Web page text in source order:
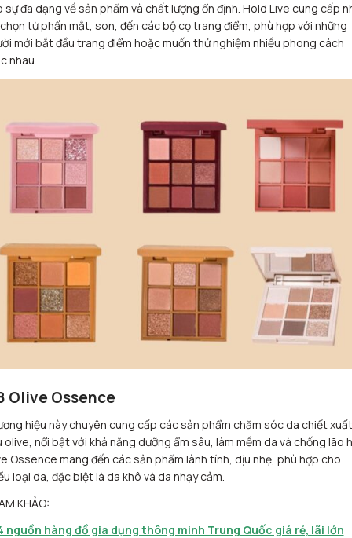
sự đa dạng về sản phẩm và chất lượng ổn định. Hold Live cung cấp
từ phấn mắt, son, đến các bộ cọ trang điểm, phù hợp với những
mới bắt đầu trang điểm hoặc muốn thử nghiệm nhiều phong cách
nhau.
Olive Ossence
hiệu này chuyên cung cấp các sản phẩm chăm sóc da chiết
olive, nổi bật với khả năng dưỡng ẩm sâu, làm mềm da và chống lão
Ossence mang đến các sản phẩm lành tính, dịu nhẹ, phù hợp cho
loại da, đặc biệt là da khô và da nhạy cảm.
KHẢO:
nguồn hàng đồ gia dụng thông minh Trung Quốc giá rẻ, lãi lớn